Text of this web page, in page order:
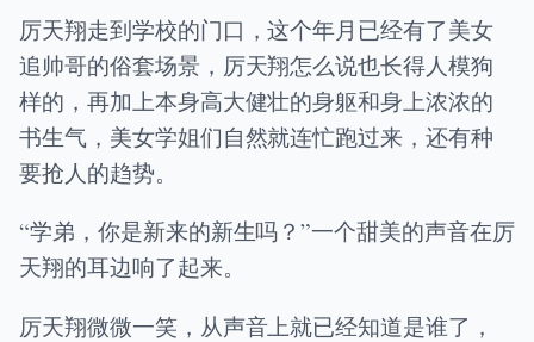
厉天翔走到学校的门口，这个年月已经有了美女
追帅哥的俗套场景，厉天翔怎么说也长得人模狗
样的，再加上本身高大健壮的身躯和身上浓浓的
书生气，美女学姐们自然就连忙跑过来，还有种
要抢人的趋势。
“学弟，你是新来的新生吗？”一个甜美的声音在厉
天翔的耳边响了起来。
厉天翔微微一笑，从声音上就已经知道是谁了，